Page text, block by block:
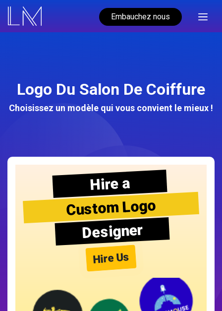
Embauchez nous
Logo Du Salon De Coiffure
Choisissez un modèle qui vous convient le mieux !
Hire a
Custom Logo
Designer
Hire Us